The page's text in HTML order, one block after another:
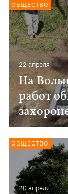
22 апреля
На
работ
ОБЩЕСТВО
20 апреля
ОБЩЕСТВО